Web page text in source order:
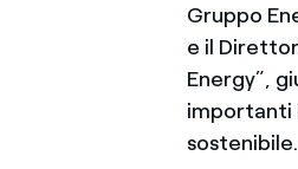
Gruppo
e il
Energy”,
importanti
sostenibile.